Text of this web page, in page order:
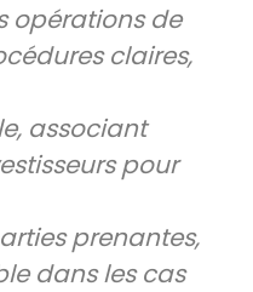
opérations de
claires,
associant
pour
prenantes,
dans les cas